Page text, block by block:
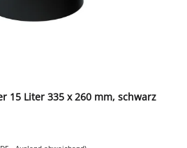
15 Liter 335 x 260 mm, schwarz